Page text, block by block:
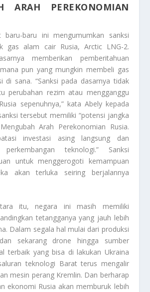
ARAH PEREKONOMIAN
baru-baru ini mengumumkan sanksi
gas alam cair Rusia, Arctic LNG-2.
memberikan pemberitahuan
pun yang mungkin membeli gas
di sana. “Sanksi pada dasarnya tidak
perubahan rezim atau mengganggu
sepenuhnya,” kata Abely kepada
tersebut memiliki “potensi jangka
Mengubah Arah Perekonomian Rusia.
investasi asing langsung dan
perkembangan teknologi.” Sanksi
untuk menggerogoti kemampuan
akan terluka seiring berjalannya
itu, negara ini masih memiliki
tetangganya yang jauh lebih
Dalam segala hal mulai dari produksi
sekarang drone hingga sumber
terbaik yang bisa di lakukan Ukraina
teknologi Barat terus mengalir
mesin perang Kremlin. Dan berharap
ekonomi Rusia akan memburuk lebih